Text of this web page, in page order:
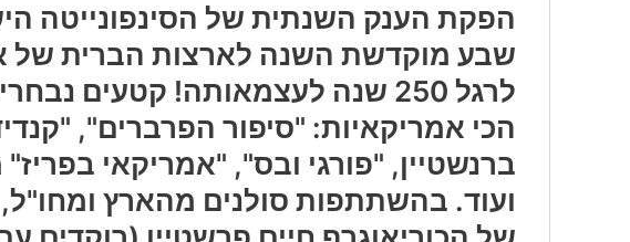
הפקת הענק השנתית של הסינפונייטה
שבע מוקדשת השנה לארצות הברית של
לרגל 250 שנה לעצמאותה! קטעים
הכי אמריקאיות: "סיפור הפרברים",
ברנשטיין, "פורגי ובס", "אמריקאי
ועוד. בהשתתפות סולנים מהארץ ומחו"ל, 8 רקדנים